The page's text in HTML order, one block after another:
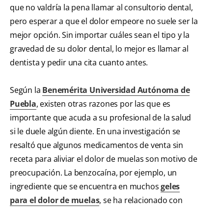
que no valdría la pena llamar al consultorio dental,
pero esperar a que el dolor empeore no suele ser la
mejor opción. Sin importar cuáles sean el tipo y la
gravedad de su dolor dental, lo mejor es llamar al
dentista y pedir una cita cuanto antes.
Según la Benemérita Universidad Autónoma de
Puebla, existen otras razones por las que es
importante que acuda a su profesional de la salud
si le duele algún diente. En una investigación se
resaltó que algunos medicamentos de venta sin
receta para aliviar el dolor de muelas son motivo de
preocupación. La benzocaína, por ejemplo, un
ingrediente que se encuentra en muchosgeles
para el dolor de muelas, se ha relacionado con